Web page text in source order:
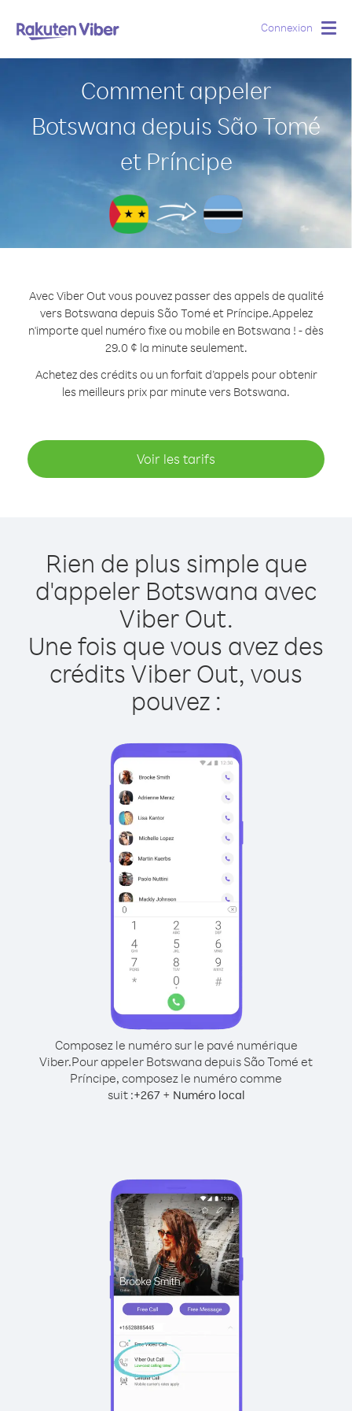
Connexion
Comment appeler
Botswana depuis São Tomé
et Príncipe
Avec Viber Out vous pouvez passer des appels de qualité
vers Botswana depuis São Tomé et Príncipe.Appelez
n'importe quel numéro fixe ou mobile en Botswana ! - dès
29.0 ¢ la minute seulement.
Achetez des crédits ou un forfait d’appels pour obtenir
les meilleurs prix par minute vers Botswana.
Voir les tarifs
Rien de plus simple que
d'appeler Botswana avec
Viber Out.
Une fois que vous avez des
crédits Viber Out, vous
pouvez :
Composez le numéro sur le pavé numérique
Viber.Pour appeler Botswana depuis São Tomé et
Príncipe, composez le numéro comme
suit :+267+ Numéro local